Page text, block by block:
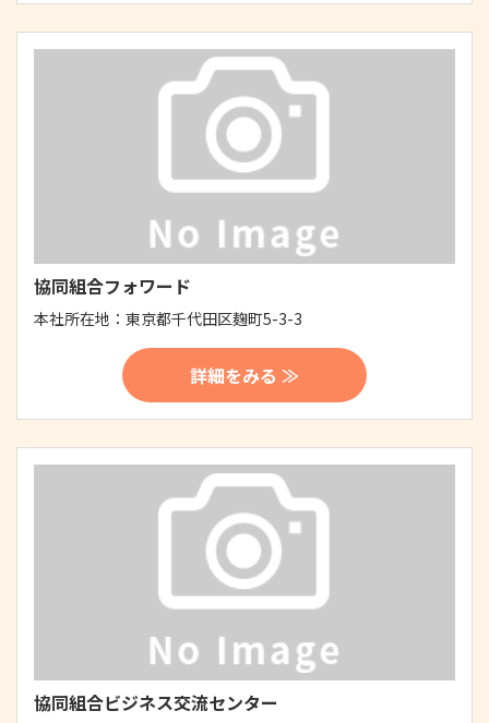
協同組合フォワード
本社所在地： 東京都千代田区麹町5-3-3
詳細をみる ≫
協同組合ビジネス交流センター